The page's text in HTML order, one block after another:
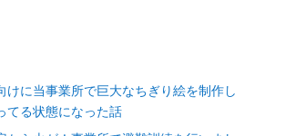
けに当事業所で巨大なちぎり絵を制作し
てる状態になった話